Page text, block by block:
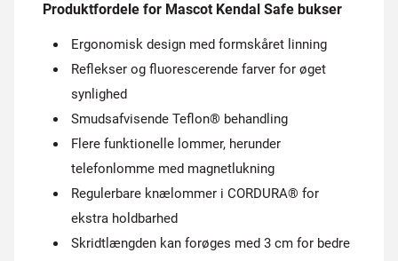
Produktfordele for Mascot Kendal Safe bukser
Ergonomisk design med formskåret linning
Reflekser og fluorescerende farver for øget
synlighed
Smudsafvisende Teflon® behandling
Flere funktionelle lommer, herunder
telefonlomme med magnetlukning
Regulerbare knælommer i CORDURA® for
ekstra holdbarhed
Skridtlængden kan forøges med 3 cm for bedre